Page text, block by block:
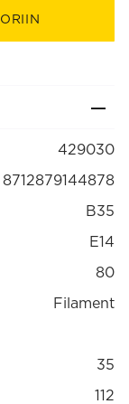
429030
8712879144878
B35
E14
80
Filament
35
112